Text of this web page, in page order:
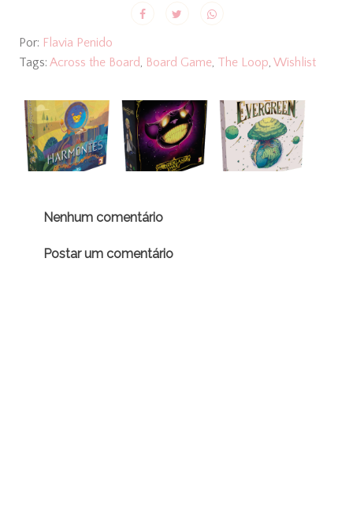
Por: Flavia Penido
Tags: Across the Board, Board Game, The Loop, Wishlist
Nenhum comentário
Postar um comentário